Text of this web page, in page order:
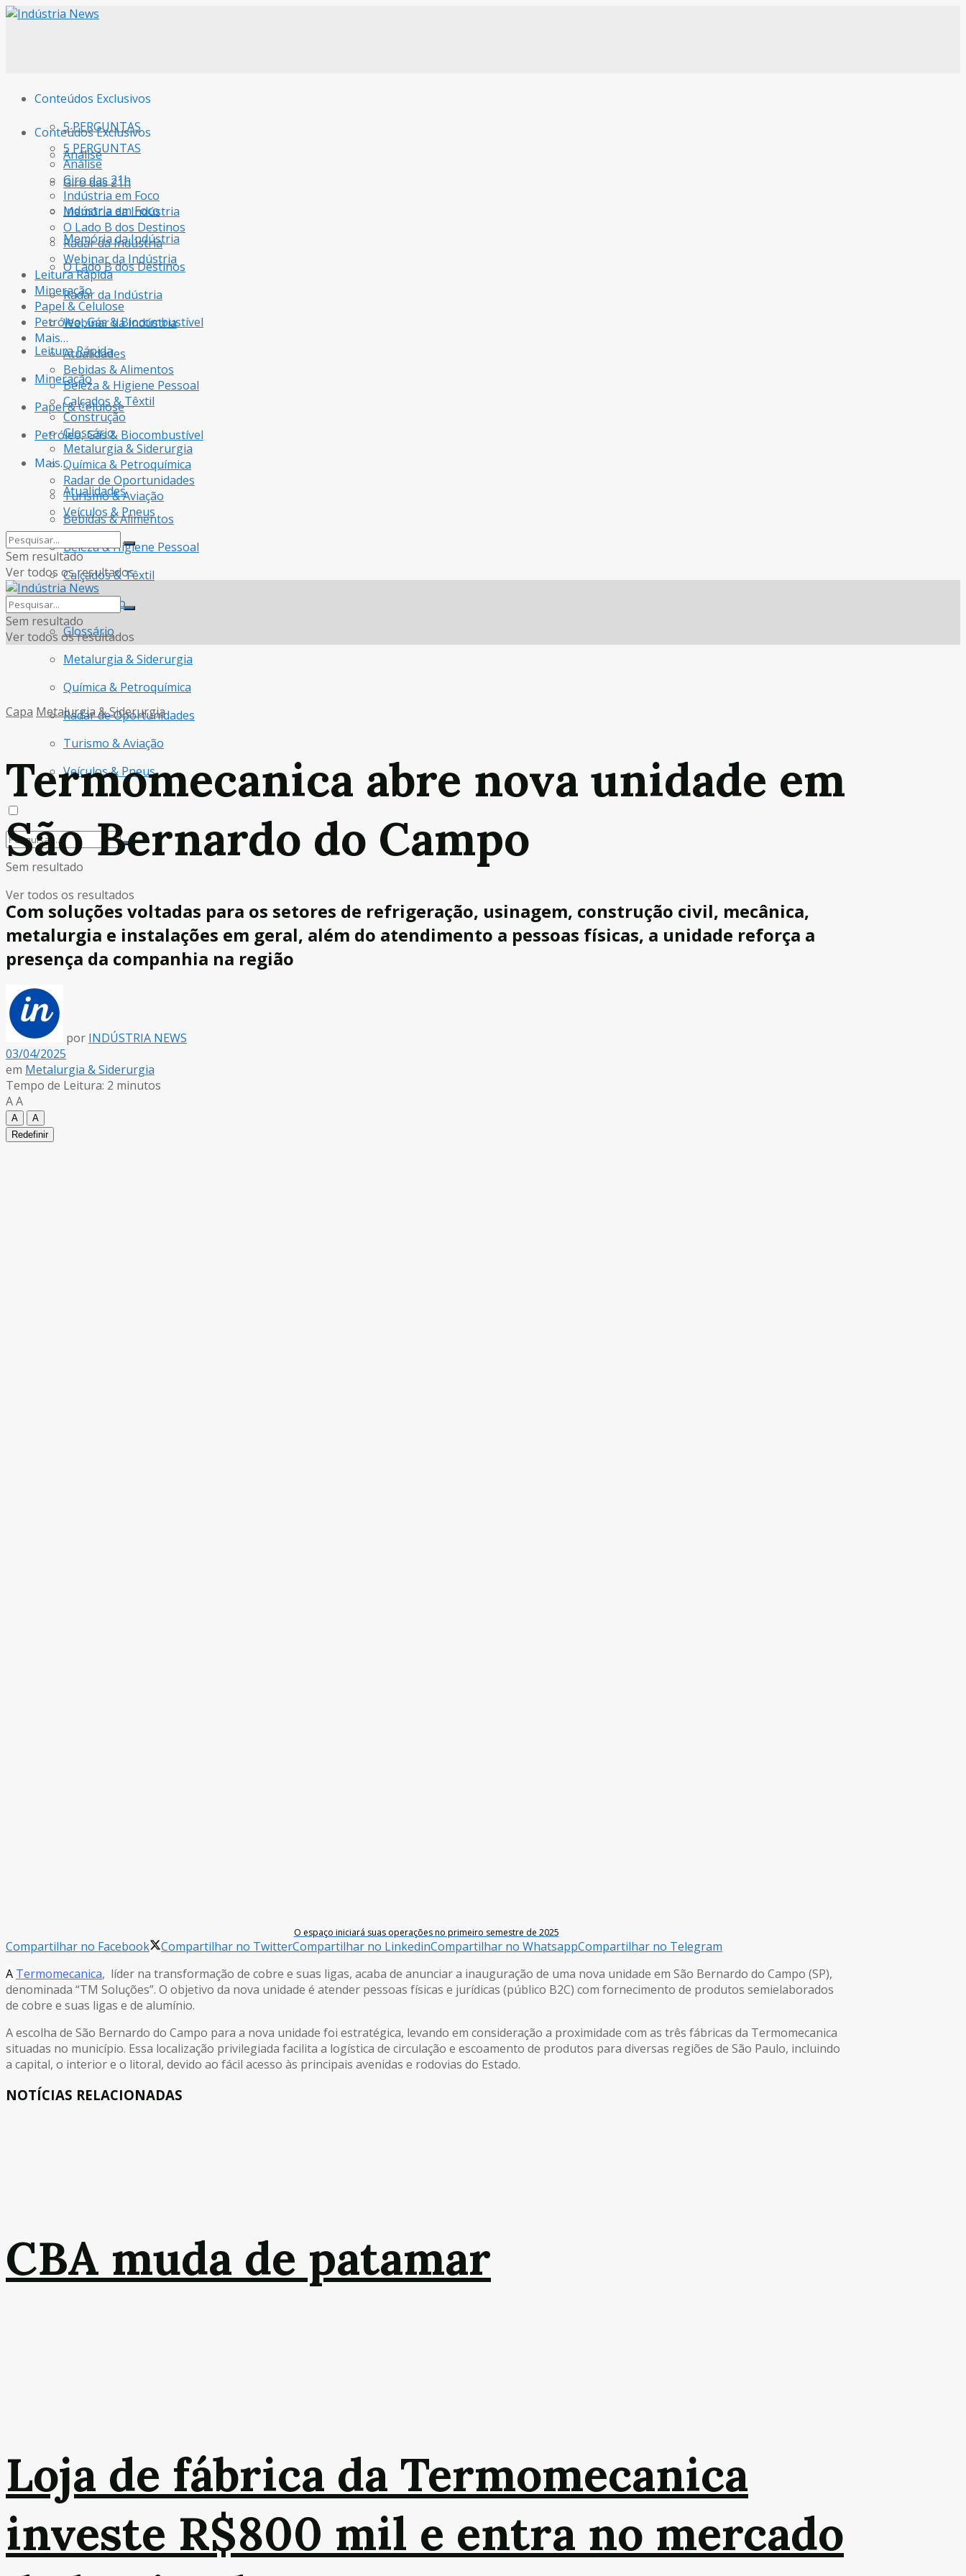
Conteúdos Exclusivos
5 PERGUNTAS
Análise
Giro das 21h
Indústria em Foco
Memória da Indústria
O Lado B dos Destinos
Radar da Indústria
Webinar da Indústria
Leitura Rápida
Mineração
Papel & Celulose
Petróleo, Gás & Biocombustível
Mais…
Atualidades
Bebidas & Alimentos
Beleza & Higiene Pessoal
Calçados & Têxtil
Construção
Glossário
Metalurgia & Siderurgia
Química & Petroquímica
Radar de Oportunidades
Turismo & Aviação
Veículos & Pneus
Sem resultado
Ver todos os resultados
Conteúdos Exclusivos
5 PERGUNTAS
Análise
Giro das 21h
Indústria em Foco
Memória da Indústria
O Lado B dos Destinos
Radar da Indústria
Webinar da Indústria
Leitura Rápida
Mineração
Papel & Celulose
Petróleo, Gás & Biocombustível
Mais…
Atualidades
Bebidas & Alimentos
Beleza & Higiene Pessoal
Calçados & Têxtil
Construção
Glossário
Metalurgia & Siderurgia
Química & Petroquímica
Radar de Oportunidades
Turismo & Aviação
Veículos & Pneus
Sem resultado
Ver todos os resultados
Sem resultado
Ver todos os resultados
Capa Metalurgia & Siderurgia
Termomecanica abre nova unidade em
São Bernardo do Campo
Com soluções voltadas para os setores de refrigeração, usinagem, construção civil, mecânica,
metalurgia e instalações em geral, além do atendimento a pessoas físicas, a unidade reforça a
presença da companhia na região
por INDÚSTRIA NEWS
03/04/2025
em Metalurgia & Siderurgia
Tempo de Leitura: 2 minutos
AA
A
A
Redefinir
O espaço iniciará suas operações no primeiro semestre de 2025
Compartilhar no Facebook Compartilhar no TwitterCompartilhar no LinkedinCompartilhar no WhatsappCompartilhar no Telegram
A Termomecanica, líder na transformação de cobre e suas ligas, acaba de anunciar a inauguração de uma nova unidade em São Bernardo do Campo (SP),
denominada “TM Soluções”. O objetivo da nova unidade é atender pessoas físicas e jurídicas (público B2C) com fornecimento de produtos semielaborados
de cobre e suas ligas e de alumínio.
A escolha de São Bernardo do Campo para a nova unidade foi estratégica, levando em consideração a proximidade com as três fábricas da Termomecanica
situadas no município. Essa localização privilegiada facilita a logística de circulação e escoamento de produtos para diversas regiões de São Paulo, incluindo
a capital, o interior e o litoral, devido ao fácil acesso às principais avenidas e rodovias do Estado.
NOTÍCIAS RELACIONADAS
CBA muda de patamar
Loja de fábrica da Termomecanica
investe R$800 mil e entra no mercado